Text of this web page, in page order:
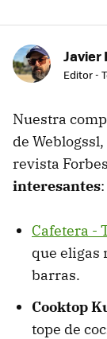
Javier
Editor -
Nuestra
de
revista
interesantes:
Cafetera -
que eligas
barras.
Cooktop
tope de